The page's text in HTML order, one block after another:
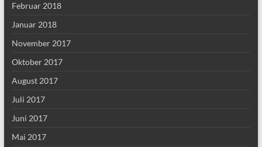
Februar 2018
Januar 2018
November 2017
Oktober 2017
August 2017
Juli 2017
Juni 2017
Mai 2017